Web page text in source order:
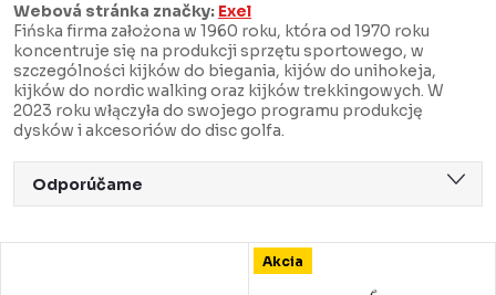
Webová stránka značky: Exel
Fińska firma założona w 1960 roku, która od 1970 roku
koncentruje się na produkcji sprzętu sportowego, w
szczególności kijków do biegania, kijów do unihokeja,
kijków do nordic walking oraz kijków trekkingowych. W
2023 roku włączyła do swojego programu produkcję
dysków i akcesoriów do disc golfa.
R
a
Odporúčame
Akcia